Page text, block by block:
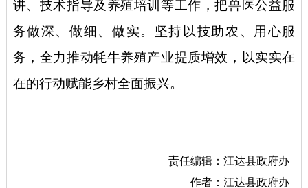
讲、技术指导及养殖培训等工作，把兽医公益服
务做深、做细、做实。坚持以技助农、用心服
务，全力推动牦牛养殖产业提质增效，以实实在
在的行动赋能乡村全面振兴。
责任编辑：江达县政府办
作者：江达县政府办